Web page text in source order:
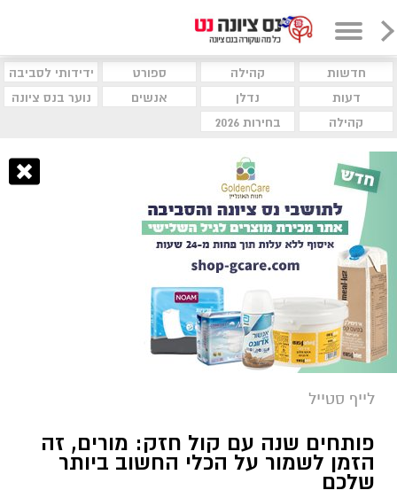
חדשות קהילה ספורט
ידידותי לסביבה
דעות
נדלן אנשים
נוער בנס ציונה
קהילה
בחירות 2026
לייף סטייל
פותחים שנה עם קול חזק: מורים, זה
הזמן לשמור על הכלי החשוב ביותר
שלכם